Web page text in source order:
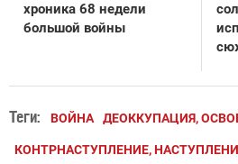
хроника 68 недели
большой войны
Теги: ВОЙНА ДЕОККУПАЦИЯ,
КОНТРНАСТУПЛЕНИЕ,